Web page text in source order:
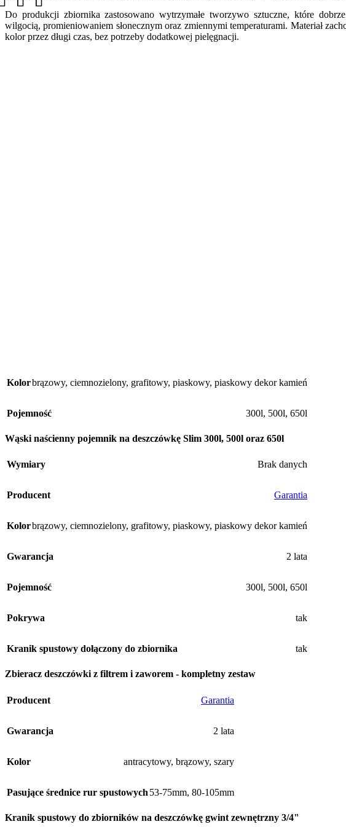
Do produkcji zbiornika zastosowano wytrzymałe tworzywo sztuczne, które
wilgocią, promieniowaniem słonecznym oraz zmiennymi temperaturami. Materiał
kolor przez długi czas, bez potrzeby dodatkowej pielęgnacji.
Kolorbrązowy, ciemnozielony, grafitowy, piaskowy, piaskowy dekor kamień
Pojemność 300l, 500l, 650l
Wąski naścienny pojemnik na deszczówkę Slim 300l, 500l oraz 650l
Wymiary Brak danych
Producent Garantia
Kolorbrązowy, ciemnozielony, grafitowy, piaskowy, piaskowy dekor kamień
Gwarancja 2 lata
Pojemność 300l, 500l, 650l
Pokrywa tak
Kranik spustowy dołączony do zbiornika tak
Zbieracz deszczówki z filtrem i zaworem - kompletny zestaw
Producent Garantia
Gwarancja 2 lata
Kolor antracytowy, brązowy, szary
Pasujące średnice rur spustowych 53-75mm, 80-105mm
Kranik spustowy do zbiorników na deszczówkę gwint zewnętrzny 3/4"